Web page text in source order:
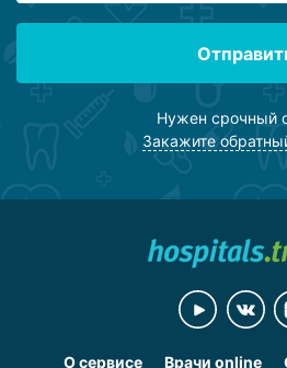
Нужен срочный
Закажите
О сервисе Врачи online